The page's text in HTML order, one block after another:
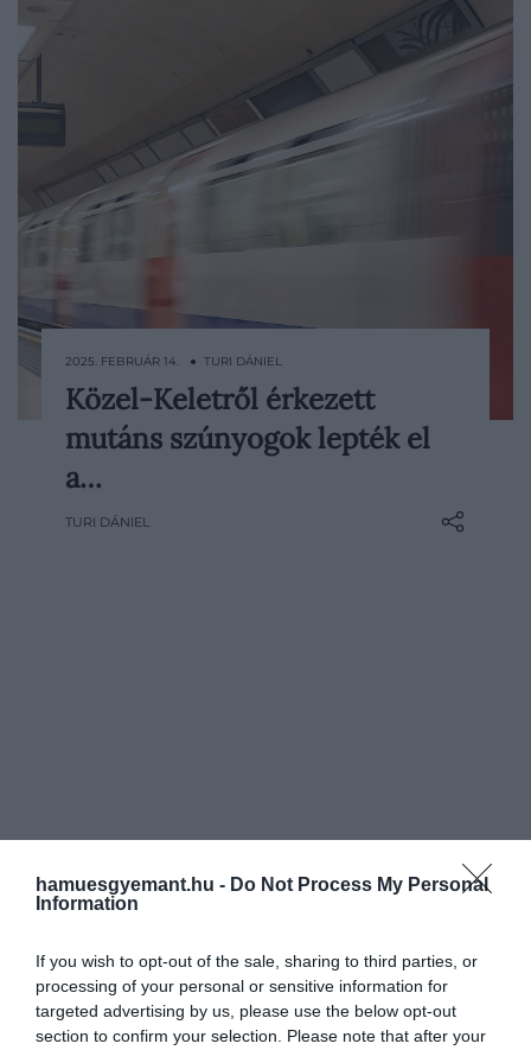
hamuesgyemant.hu - Do Not Process My Personal
Information
If you wish to opt-out of the sale, sharing to third parties, or
processing of your personal or sensitive information for
targeted advertising by us, please use the below opt-out
section to confirm your selection. Please note that after your
A londoni metróhálózat a világ egyik
legfejlettebb ilyen jellegű rendszerének
számít. Bár azt gondolhatnánk, hogy
főváros metróállomásain, a valóság
2025. FEBRUÁR 14. ● TURI DÁNIEL
Közel-Keletről érkezett
mutáns szúnyogok lepték el
a…
TURI DÁNIEL